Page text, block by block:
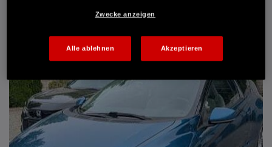
Zwecke anzeigen
Alle ablehnen Akzeptieren